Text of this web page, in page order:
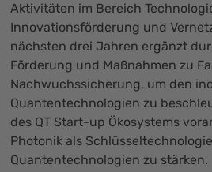
Aktivitäten im Bereich
Innovationsförderung und
nächsten drei Jahren ergänzt
Förderung und Maßnahmen zu
Nachwuchssicherung, um den
Quantentechnologien zu
des QT Start-up Ökosystems
Photonik als
Quantentechnologien zu stärken.